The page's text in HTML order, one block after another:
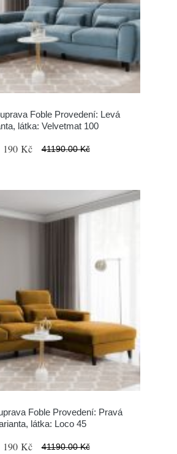
Foble Provedení: Levá
látka: Velvetmat 100
190 Kč 41190.00 Kč
Foble Provedení: Pravá
látka: Loco 45
190 Kč 41190.00 Kč